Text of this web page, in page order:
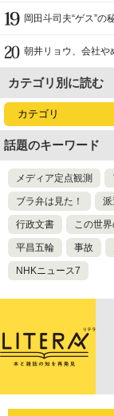
岡田斗司夫“ゲス”の
朝井リョウ、会社や
カテゴリ別に読む
話題のキーワード
メディア定点観測
ブラ弁は見た！ 派
行政文書 この世
平昌五輪 事故
NHKニュース7